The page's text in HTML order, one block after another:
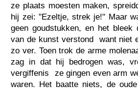
ze plaats moesten maken,
hij zei: "Ezeltje, strek je!" Maar
geen goudstukken, en het bleek
van de kunst verstond  want niet
zo ver. Toen trok de arme
zag in dat hij bedrogen was,
vergiffenis  ze gingen even arm
waren. Het baatte niets, de